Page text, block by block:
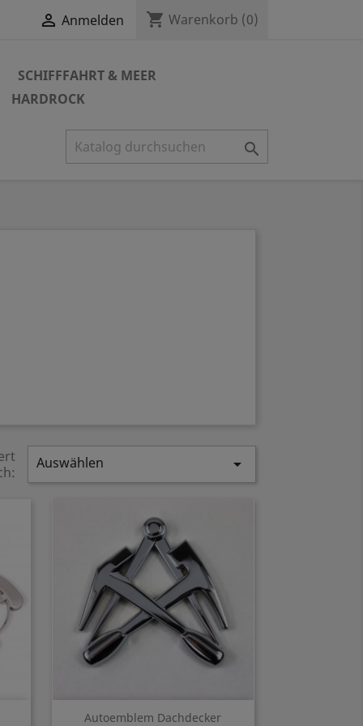
 Anmelden shopping_cart Warenkorb (0)
SCHIFFFAHRT & MEER
HARDROCK

Auswählen 
Autoemblem Dachdecker
Vorschau